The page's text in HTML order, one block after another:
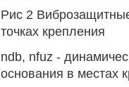
Рис 2
точках крепления
ndb, nfuz -
основания в местах